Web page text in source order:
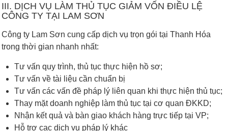
III. DỊCH VỤ LÀM THỦ TỤC GIẢM VỐN ĐIỀU LỆ
CÔNG TY TẠI LAM SƠN
Công ty Lam Sơn cung cấp dịch vụ trọn gói tại Thanh Hóa
trong thời gian nhanh nhất:
Tư vấn quy trình, thủ tục thực hiện hồ sơ;
Tư vấn về tài liệu cần chuẩn bị
Tư vấn các vấn đề pháp lý liên quan khi thực hiện thủ tục;
Thay mặt doanh nghiệp làm thủ tục tại cơ quan ĐKKD;
Nhận kết quả và bàn giao khách hàng trực tiếp tại VP;
Hỗ trợ cac dịch vụ pháp lý khác